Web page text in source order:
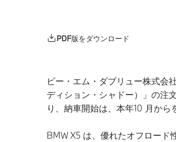
PDF版をダウンロード
ビー・エム・ダブリュー株式会
ディション・シャドー）」の注
り、納車開始は、本年10 月から
BMW X5 は、優れたオフロード